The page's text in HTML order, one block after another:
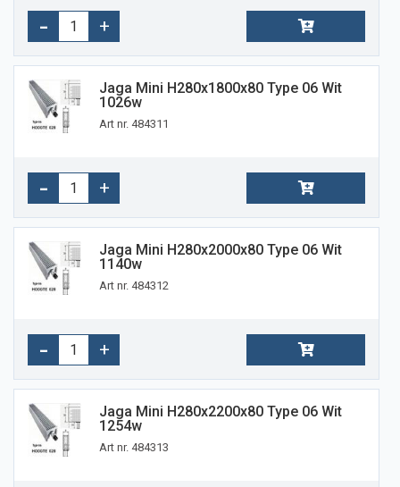
Jaga Mini H280x1800x80 Type 06 Wit
1026w
Art nr. 484311
Jaga Mini H280x2000x80 Type 06 Wit
1140w
Art nr. 484312
Jaga Mini H280x2200x80 Type 06 Wit
1254w
Art nr. 484313